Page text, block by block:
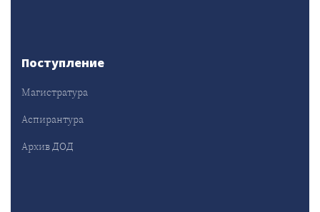
Поступление
Магистратура
Аспирантура
Архив ДОД